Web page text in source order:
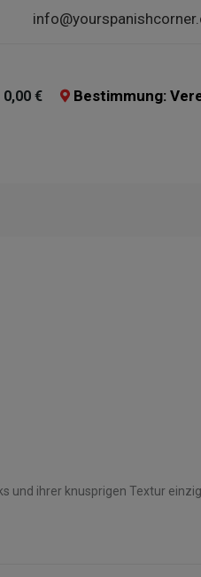
0,00 € Bestimmung:
und ihrer knusprigen Textur